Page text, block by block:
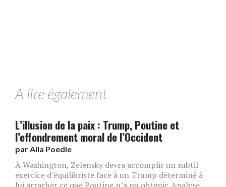
A lire également
L’illusion de la paix : Trump, Poutine et
l’effondrement moral de l’Occident
par Alla Poedie
À Washington, Zelensky devra accomplir un subtil
exercice d’équilibriste face à un Trump déterminé à
lui arracher ce que Poutine n’a pu obtenir. Analyse.